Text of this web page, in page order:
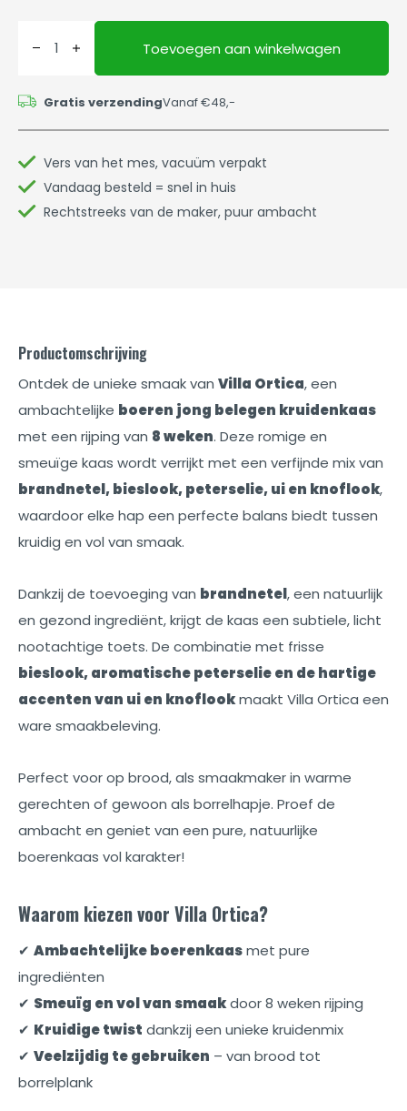
Toevoegen aan winkelwagen
Gratis verzendingVanaf €48,-
Vers van het mes, vacuüm verpakt
Vandaag besteld = snel in huis
Rechtstreeks van de maker, puur ambacht
Productomschrijving
Ontdek de unieke smaak van Villa Ortica, een
ambachtelijke boeren jong belegen kruidenkaas
met een rijping van 8 weken. Deze romige en
smeuïge kaas wordt verrijkt met een verfijnde mix van
brandnetel, bieslook, peterselie, ui en knoflook,
waardoor elke hap een perfecte balans biedt tussen
kruidig en vol van smaak.
Dankzij de toevoeging van brandnetel, een natuurlijk
en gezond ingrediënt, krijgt de kaas een subtiele, licht
nootachtige toets. De combinatie met frisse
bieslook, aromatische peterselie en de hartige
accenten van ui en knoflookmaakt Villa Ortica een
ware smaakbeleving.
Perfect voor op brood, als smaakmaker in warme
gerechten of gewoon als borrelhapje. Proef de
ambacht en geniet van een pure, natuurlijke
boerenkaas vol karakter!
Waarom kiezen voor Villa Ortica?
✔ Ambachtelijke boerenkaasmet pure
ingrediënten
✔ Smeuïg en vol van smaakdoor 8 weken rijping
✔ Kruidige twist dankzij een unieke kruidenmix
✔ Veelzijdig te gebruiken – van brood tot
borrelplank